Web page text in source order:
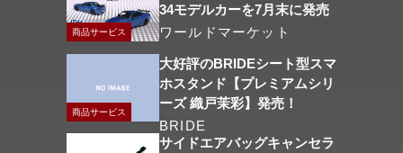
商品サービス
34モデルカーを7月末に発売
ワールドマーケット
商品サービス
大好評のBRIDEシート型スマ
ホスタンド【プレミアムシリ
ーズ 織戸茉彩】発売！
BRIDE
サイドエアバッグキャンセラ